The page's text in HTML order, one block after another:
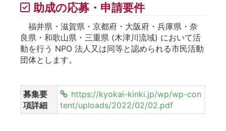
助成の応募・申請要件
福井県・滋賀県・京都府・大阪府・兵庫県・奈
良県・和歌山県・三重県 (木津川流域) において活
動を行う NPO 法人又は同等と認められる市民活動
団体とします。
募集要
項詳細
https://kyokai-kinki.jp/wp/wp-con
tent/uploads/2022/02/02.pdf